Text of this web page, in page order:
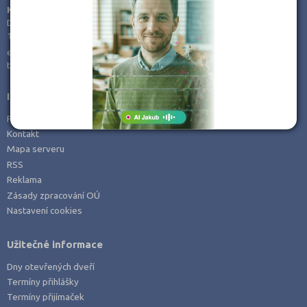
KamPoMaturite.cz, s.r.o.
Dukelských hrdinů 21
170 00 Praha 7
e-mail:
info@kampomaturite.cz
tel:
+420 606 411 115
Informace
Prohlášení o přístupnosti
Kontakt
Mapa serveru
RSS
Reklama
Zásady zpracování OÚ
Nastavení cookies
Užitečné informace
Dny otevřených dveří
Termíny přihlášky
Termíny přijímaček